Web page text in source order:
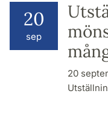
20
sep
20